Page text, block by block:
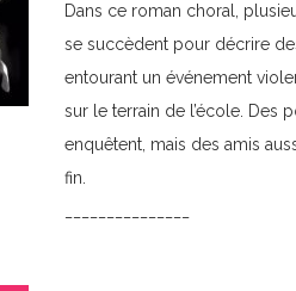
Dans ce roman choral,
se succèdent pour décrire
entourant un événement
sur le terrain de l’école. Des
enquêtent, mais des amis
fin.